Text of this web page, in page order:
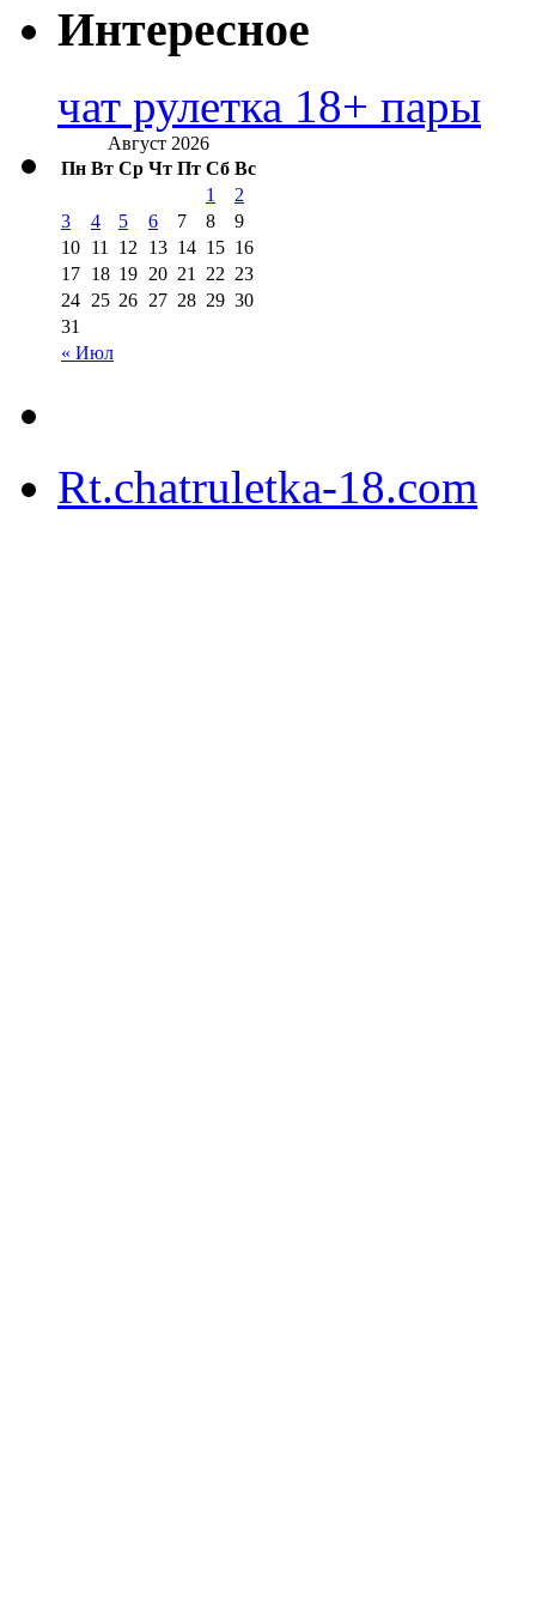
Интересное
чат рулетка 18+ пары
Август 2026
Пн Вт Ср Чт Пт Сб Вс
« Июл
1
2
3
4 5 6 7 8
9
10 11 12 13 14 15 16
17 18 19 20 21 22 23
24 25 26 27 28 29 30
31
Rt.chatruletka-18.com